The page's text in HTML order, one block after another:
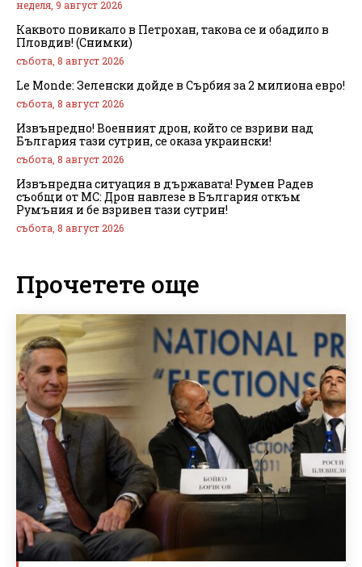
неделя, 9 август 2026
Каквото повикало в Петрохан, такова се и обадило в
Пловдив! (Снимки)
събота, 8 август 2026
Le Monde: Зеленски дойде в Сърбия за 2 милиона евро!
събота, 8 август 2026
Извънредно! Военният дрон, който се взриви над
България тази сутрин, се оказа украински!
събота, 8 август 2026
Извънредна ситуация в държавата! Румен Радев
съобщи от МС: Дрон навлезе в България откъм
Румъния и бе взривен тази сутрин!
събота, 8 август 2026
Прочетете още